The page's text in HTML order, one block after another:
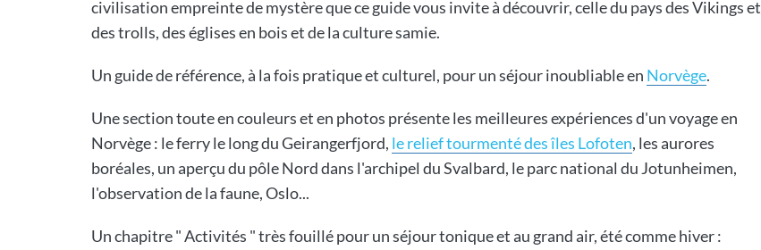
civilisation empreinte de mystère que ce guide vous invite à découvrir, celle du pays des Vikings et
des trolls, des églises en bois et de la culture samie.
Un guide de référence, à la fois pratique et culturel, pour un séjour inoubliable en Norvège.
Une section toute en couleurs et en photos présente les meilleures expériences d'un voyage en
Norvège : le ferry le long du Geirangerfjord, le relief tourmenté des îles Lofoten, les aurores
boréales, un aperçu du pôle Nord dans l'archipel du Svalbard, le parc national du Jotunheimen,
l'observation de la faune, Oslo...
Un chapitre " Activités " très fouillé pour un séjour tonique et au grand air, été comme hiver :